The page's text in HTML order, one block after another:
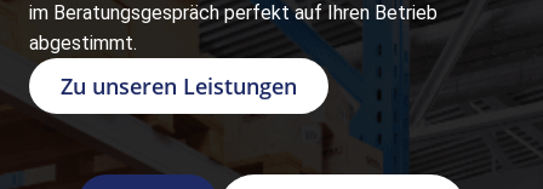
im Beratungsgespräch perfekt auf Ihren Betrieb
abgestimmt.
Zu unseren Leistungen